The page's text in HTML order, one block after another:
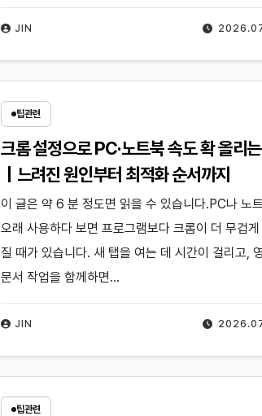
JIN
팁관련
크롬 설정으로 PC·노트북 속도 확 올리
｜느려진 원인부터 최적화 순서까지
JIN
이 글은 약 6 분 정도면 읽을 수 있습니다.PC나 노
오래 사용하다 보면 프로그램보다 크롬이 더 무겁게
질 때가 있습니다. 새 탭을 여는 데 시간이 걸리고,
문서 작업을 함께하면…
팁관련